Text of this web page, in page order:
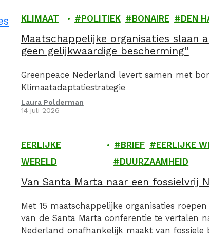
KLIMAAT POLITIEK BONAIRE DEN
Maatschappelijke organisaties slaan
geen gelijkwaardige bescherming”
Greenpeace Nederland levert samen met
Klimaatadaptatiestrategie
Laura Polderman
14 juli 2026
EERLIJKE
WERELD
BRIEF EERLIJKE
DUURZAAMHEID
Van Santa Marta naar een fossielvrij
Met 15 maatschappelijke organisaties
van de Santa Marta conferentie te vertalen
Nederland onafhankelijk maakt van fossiele